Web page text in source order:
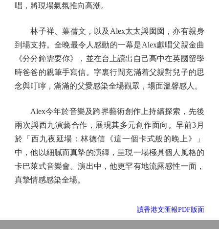
唱，將現場氣氛推向高潮。
林子祥、葉蒨文，以及Alex太太與囡囡，亦有親身
到場支持。全晚最令人感動的一幕是Alex獻唱父親金曲
《分分鐘需要你》，並在台上讀出自己高中在英國留學
時爸爸的親筆手寫信。字裏行間充滿着父親對兒子的思
念與叮嚀，滿滿的父愛感染全場觀眾，場面溫馨感人。
Alex今年於音樂及跨界藝術創作上持續探索，先後
兩次與西九演藝合作，展現其多元創作面向。早前3月
於「西九夜延場：林德信《這一個卡式般的晚上》」
中，他以細膩而真摯的演繹，呈現一場極具個人風格的
卡巴萊式音樂會。演出中，他更罕有地流露感性一面，
真摯情感感染全場。
讀香港文匯報PDF版面